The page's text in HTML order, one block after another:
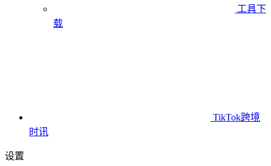
工具下
载
TikTok跨境
时讯
设置